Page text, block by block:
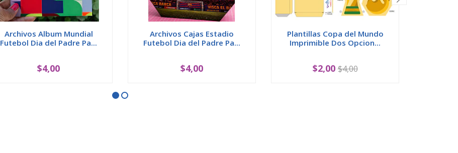
Archivos Album Mundial
Futebol Dia del Padre Pa...
$4,00
Archivos Cajas Estadio
Futebol Dia del Padre Pa...
$4,00
Plantillas Copa del Mundo
Imprimible Dos Opcion...
$2,00 $4,00